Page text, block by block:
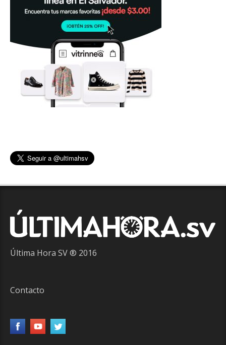
Última Hora SV ® 2016
Contacto